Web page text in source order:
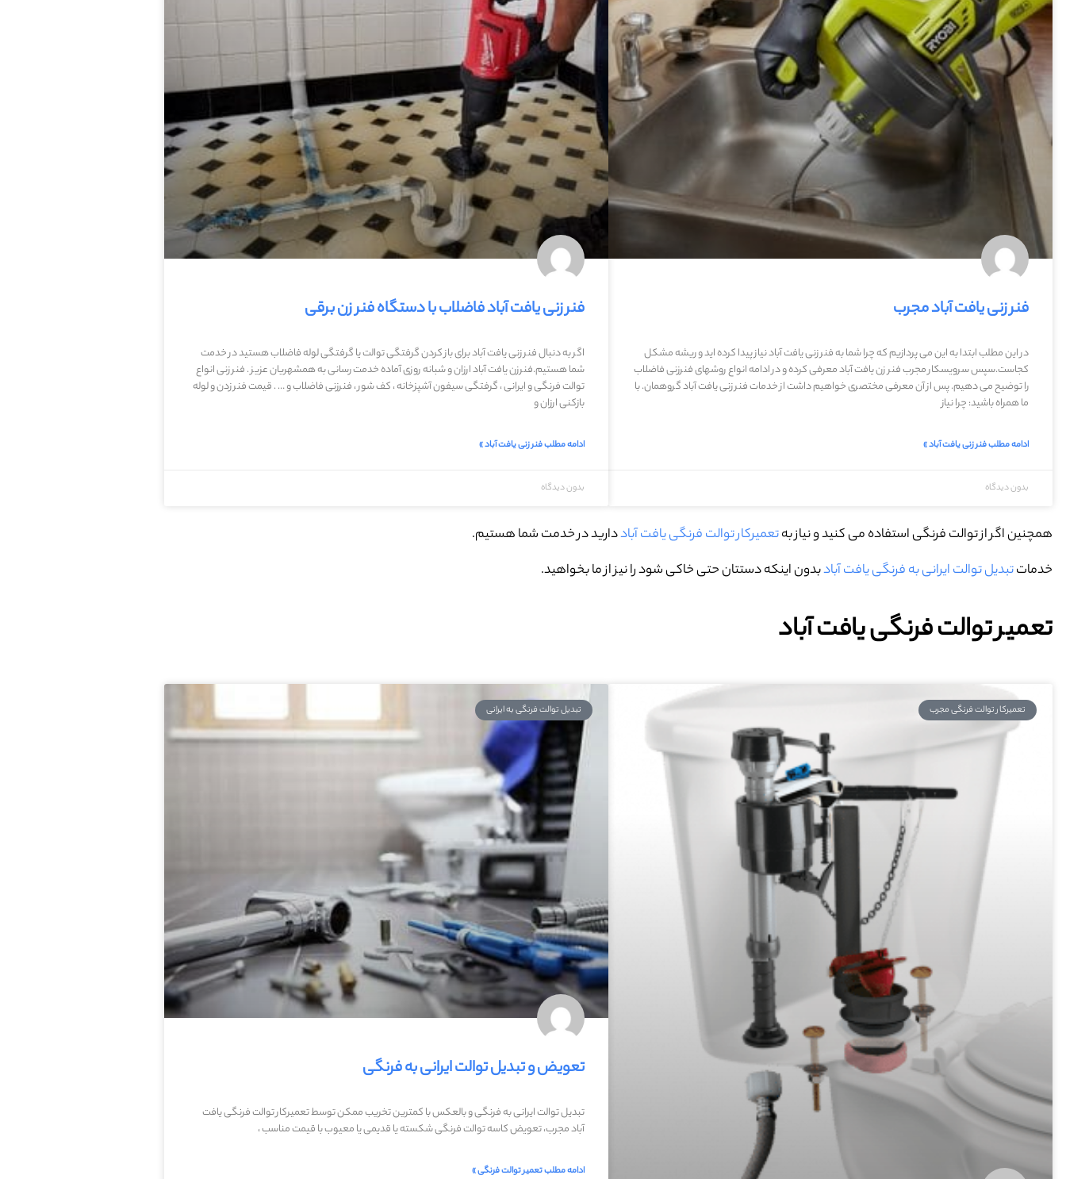
فنر زنی یافت آباد مجرب
در این مطلب ابتدا به این می پردازیم که چرا شما به فنر زنی یافت آباد نیاز پیدا کرده اید و ریشه مشکل
کجاست.سپس سرویسکار مجرب فنر زن یافت آباد معرفی کرده و در ادامه انواع روشهای فنرزنی فاضلاب
را توضیح می دهیم. پس از آن معرفی مختصری خواهیم داشت از خدمات فنر زنی یافت آباد گروهمان. با
ما همراه باشید: چرا نیاز
ادامه مطلب فنر زنی یافت آباد »
بدون دیدگاه
فنر زنی یافت آباد فاضلاب با دستگاه فنر زن برقی
اگر به دنبال فنر زنی یافت آباد برای باز کردن گرفتگی توالت یا گرفتگی لوله فاضلاب هستید در خدمت
شما هستیم.فنرزن یافت آباد ارزان و شبانه روزی آماده خدمت رسانی به همشهریان عزیز . فنر زنی انواع
توالت فرنگی و ایرانی ، گرفتگی سیفون آشپزخانه ، کف شور ، فنرزنی فاضلاب و … . قیمت فنر زدن و لوله
بازکنی ارزان و
ادامه مطلب فنر زنی یافت آباد »
بدون دیدگاه
همچنین اگر از توالت فرنگی استفاده می کنید و نیاز بهتعمیرکار توالت فرنگی یافت آباددارید در خدمت شما هستیم.
خدماتتبدیل توالت ایرانی به فرنگی یافت آبادبدون اینکه دستتان حتی خاکی شود را نیز از ما بخواهید.
تعمیر توالت فرنگی یافت آباد
تعمیرکار توالت فرنگی مجرب تبدیل توالت فرنگی به ایرانی
تعویض و تبدیل توالت ایرانی به فرنگی
تبدیل توالت ایرانی به فرنگی و بالعکس با کمترین تخریب ممکن توسط تعمیرکار توالت فرنگی یافت
آباد مجرب، تعویض کاسه توالت فرنگی شکسته یا قدیمی یا معیوب با قیمت مناسب ،
ادامه مطلب تعمیر توالت فرنگی »